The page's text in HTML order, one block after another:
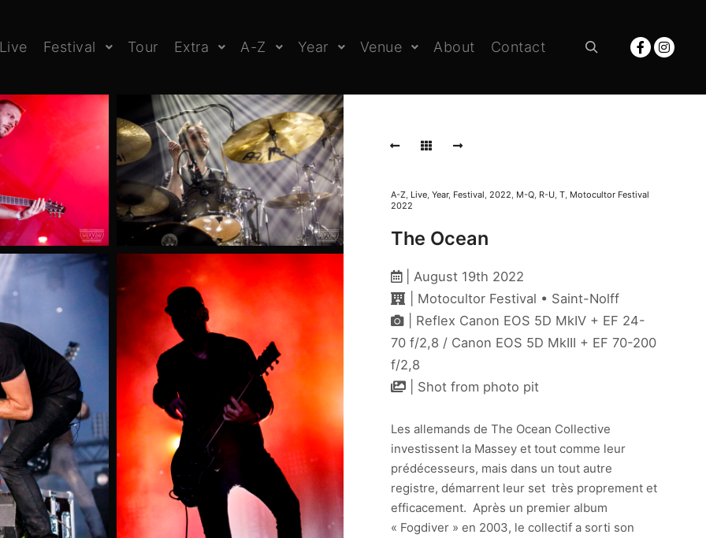
Live Festival Tour Extra A-Z Year Venue About Contact
A-Z, Live, Year, Festival, 2022, M-Q, R-U, T, Motocultor Festival
2022
The Ocean
| August 19th 2022
| Motocultor Festival • Saint-Nolff
| Reflex Canon EOS 5D MkIV + EF 24-
70 f/2,8 / Canon EOS 5D MkIII + EF 70-200
f/2,8
| Shot from photo pit
Les allemands de The Ocean Collective
investissent la Massey et tout comme leur
prédécesseurs, mais dans un tout autre
registre, démarrent leur set très proprement et
efficacement. Après un premier album
« Fogdiver » en 2003, le collectif a sorti son